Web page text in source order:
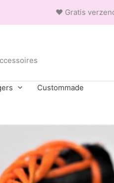
❤ Gratis
Custommade